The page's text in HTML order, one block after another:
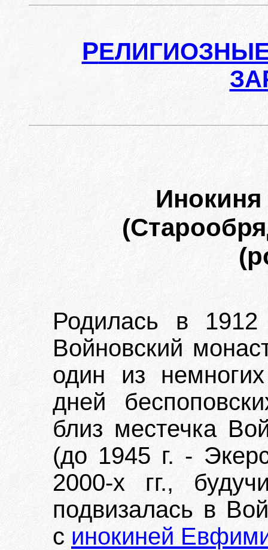
Р
Родилась в
Войновский
один из
дней
близ местечка
(до 1945 г. -
2000-х гг.,
подвизалась в
с инокиней